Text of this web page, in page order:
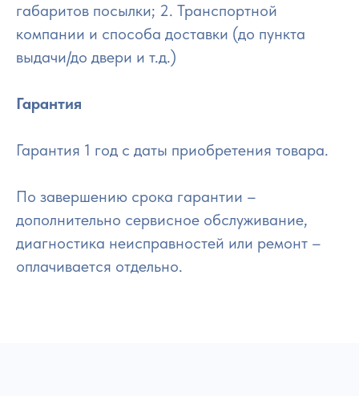
габаритов посылки; 2. Транспортной
компании и способа доставки (до пункта
выдачи/до двери и т.д.)
Гарантия
Гарантия 1 год с даты приобретения товара.
По завершению срока гарантии –
дополнительно сервисное обслуживание,
диагностика неисправностей или ремонт –
оплачивается отдельно.